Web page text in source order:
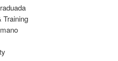
Training